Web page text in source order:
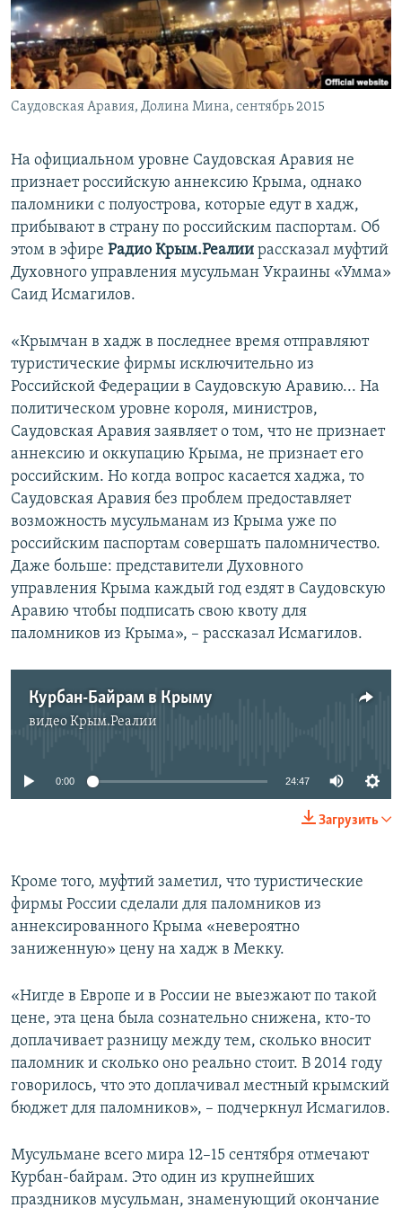
ПОБЕДИТЕЛЕЙ НЕ СУДЯТ?
КРЫМ.НЕПОКОРЕННЫЙ
ELIFBE
УКРАИНСКАЯ ПРОБЛЕМА КРЫМА
ПРИСОЕДИНЯЙТЕСЬ!
Саудовская Аравия, Долина Мина, сентябрь 2015
На официальном уровне Саудовская Аравия не
признает российскую аннексию Крыма, однако
паломники с полуострова, которые едут в хадж,
прибывают в страну по российским паспортам. Об
этом в эфире Радио Крым.Реалии рассказал муфтий
Духовного управления мусульман Украины «Умма»
Саид Исмагилов.
«Крымчан в хадж в последнее время отправляют
туристические фирмы исключительно из
Российской Федерации в Саудовскую Аравию... На
политическом уровне короля, министров,
Саудовская Аравия заявляет о том, что не признает
аннексию и оккупацию Крыма, не признает его
российским. Но когда вопрос касается хаджа, то
Саудовская Аравия без проблем предоставляет
возможность мусульманам из Крыма уже по
российским паспортам совершать паломничество.
Даже больше: представители Духовного
управления Крыма каждый год ездят в Саудовскую
Аравию чтобы подписать свою квоту для
паломников из Крыма», – рассказал Исмагилов.
Курбан-Байрам в Крыму
видеоКрым.Реалии
0:00 24:47
Загрузить
Кроме того, муфтий заметил, что туристические
фирмы России сделали для паломников из
аннексированного Крыма «невероятно
заниженную» цену на хадж в Мекку.
«Нигде в Европе и в России не выезжают по такой
цене, эта цена была сознательно снижена, кто-то
доплачивает разницу между тем, сколько вносит
паломник и сколько оно реально стоит. В 2014 году
говорилось, что это доплачивал местный крымский
бюджет для паломников», – подчеркнул Исмагилов.
Мусульмане всего мира 12–15 сентября отмечают
Курбан-байрам. Это один из крупнейших
праздников мусульман, знаменующий окончание